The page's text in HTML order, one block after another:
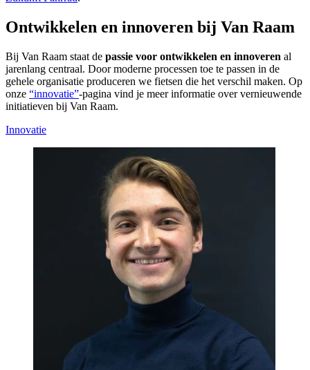
Ontwikkelen en innoveren bij Van Raam
Bij Van Raam staat de passie voor ontwikkelen en innoveren al
jarenlang centraal. Door moderne processen toe te passen in de
gehele organisatie produceren we fietsen die het verschil maken. Op
onze “innovatie”-pagina vind je meer informatie over vernieuwende
initiatieven bij Van Raam.
Innovatie